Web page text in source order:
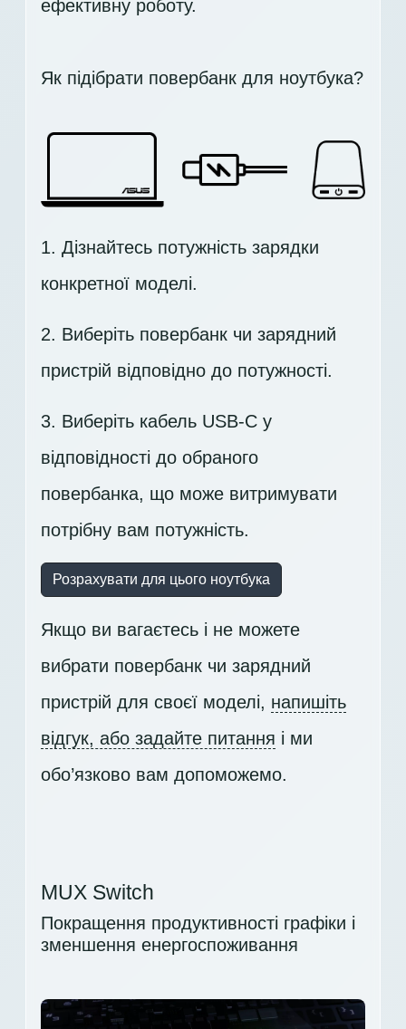
ефективну роботу.
Як підібрати повербанк для ноутбука?
1. Дізнайтесь потужність зарядки
конкретної моделі.
2. Виберіть повербанк чи зарядний
пристрій відповідно до потужності.
3. Виберіть кабель USB-C у
відповідності до обраного
повербанка, що може витримувати
потрібну вам потужність.
Розрахувати для цього ноутбука
Якщо ви вагаєтесь і не можете
вибрати повербанк чи зарядний
пристрій для своєї моделі, напишіть
відгук, або задайте питання і ми
обо’язково вам допоможемо.
MUX Switch
Покращення продуктивності графіки і
зменшення енергоспоживання